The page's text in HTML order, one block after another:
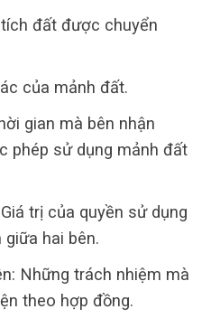
đất được chuyển
của mảnh đất.
gian mà bên nhận
phép sử dụng mảnh đất
trị của quyền sử dụng
hai bên.
Những trách nhiệm mà
theo hợp đồng.